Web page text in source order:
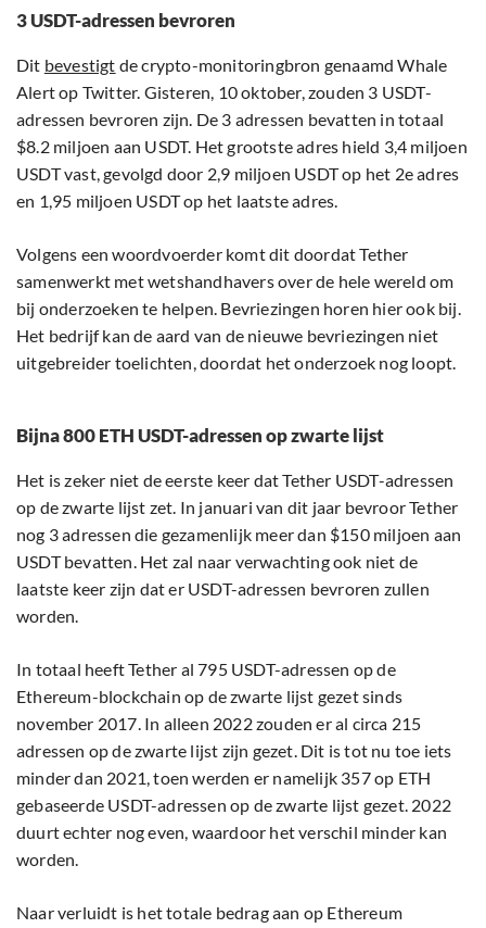
3 USDT-adressen bevroren
Dit bevestigt de crypto-monitoringbron genaamd Whale
Alert op Twitter. Gisteren, 10 oktober, zouden 3 USDT-
adressen bevroren zijn. De 3 adressen bevatten in totaal
$8.2 miljoen aan USDT. Het grootste adres hield 3,4 miljoen
USDT vast, gevolgd door 2,9 miljoen USDT op het 2e adres
en 1,95 miljoen USDT op het laatste adres.
Volgens een woordvoerder komt dit doordat Tether
samenwerkt met wetshandhavers over de hele wereld om
bij onderzoeken te helpen. Bevriezingen horen hier ook bij.
Het bedrijf kan de aard van de nieuwe bevriezingen niet
uitgebreider toelichten, doordat het onderzoek nog loopt.
Bijna 800 ETH USDT-adressen op zwarte lijst
Het is zeker niet de eerste keer dat Tether USDT-adressen
op de zwarte lijst zet. In januari van dit jaar bevroor Tether
nog 3 adressen die gezamenlijk meer dan $150 miljoen aan
USDT bevatten. Het zal naar verwachting ook niet de
laatste keer zijn dat er USDT-adressen bevroren zullen
worden.
In totaal heeft Tether al 795 USDT-adressen op de
Ethereum-blockchain op de zwarte lijst gezet sinds
november 2017. In alleen 2022 zouden er al circa 215
adressen op de zwarte lijst zijn gezet. Dit is tot nu toe iets
minder dan 2021, toen werden er namelijk 357 op ETH
gebaseerde USDT-adressen op de zwarte lijst gezet. 2022
duurt echter nog even, waardoor het verschil minder kan
worden.
Naar verluidt is het totale bedrag aan op Ethereum